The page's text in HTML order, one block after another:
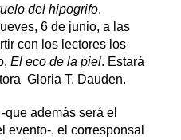
del hipogrifo.
6 de junio, a las
con los lectores los
El eco de la piel. Estará
Gloria T. Dauden.
además será el
evento-, el corresponsal